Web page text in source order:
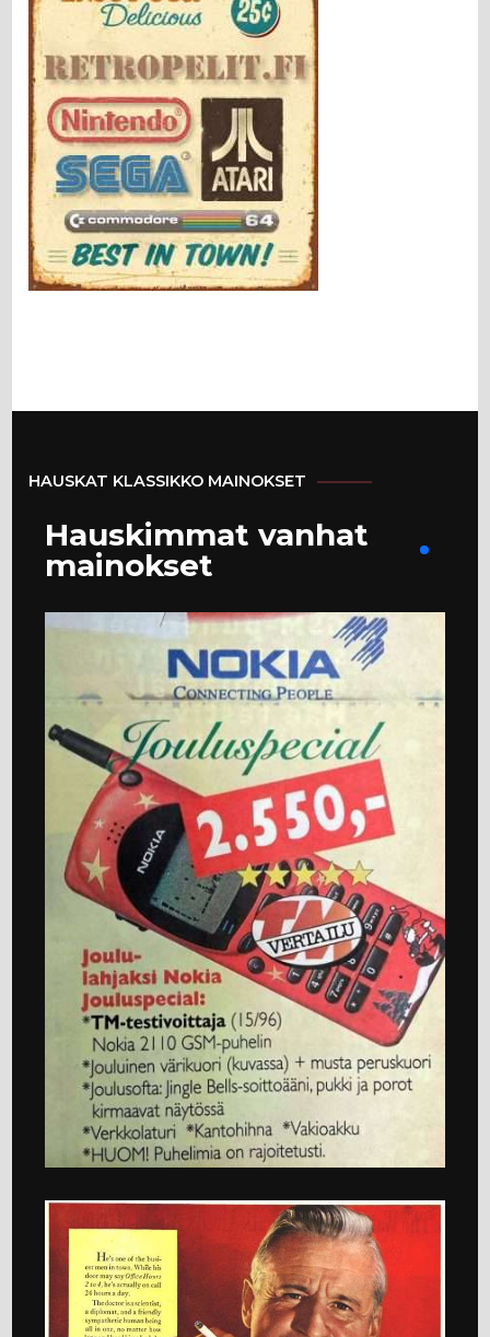
HAUSKAT KLASSIKKO MAINOKSET
Hauskimmat vanhat
mainokset